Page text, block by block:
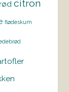
citron
flødeskum